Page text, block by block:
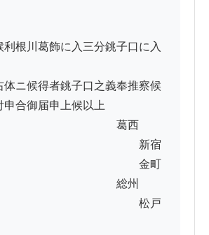
利根川葛飾に入三分銚子口に入
体ニ候得者銚子口之義奉推察候
申合御届申上候以上
西
宿
　　　　　　　　　　　金町
　　　　　　　　　総州
戸